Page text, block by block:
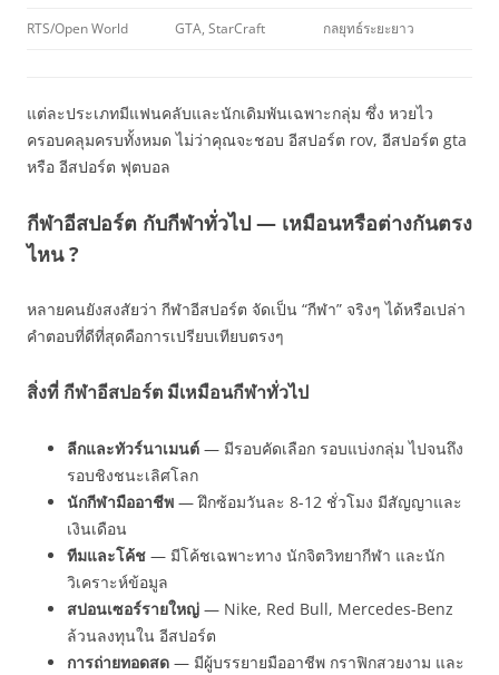
RTS/Open World GTA, StarCraft กลยุทธ์ระยะยาว
แต่ละประเภทมีแฟนคลับและนักเดิมพันเฉพาะกลุ่ม ซึ่ง หวยไว
ครอบคลุมครบทั้งหมด ไม่ว่าคุณจะชอบ อีสปอร์ต rov, อีสปอร์ต gta
หรือ อีสปอร์ต ฟุตบอล
กีฬาอีสปอร์ต กับกีฬาทั่วไป — เหมือนหรือต่างกันตรง
ไหน ?
หลายคนยังสงสัยว่า กีฬาอีสปอร์ต จัดเป็น “กีฬา” จริงๆ ได้หรือเปล่า
คำตอบที่ดีที่สุดคือการเปรียบเทียบตรงๆ
สิ่งที่ กีฬาอีสปอร์ต มีเหมือนกีฬาทั่วไป
ลีกและทัวร์นาเมนต์ — มีรอบคัดเลือก รอบแบ่งกลุ่ม ไปจนถึง
รอบชิงชนะเลิศโลก
นักกีฬามืออาชีพ — ฝึกซ้อมวันละ 8-12 ชั่วโมง มีสัญญาและ
เงินเดือน
ทีมและโค้ช — มีโค้ชเฉพาะทาง นักจิตวิทยากีฬา และนัก
วิเคราะห์ข้อมูล
สปอนเซอร์รายใหญ่ — Nike, Red Bull, Mercedes-Benz
ล้วนลงทุนใน อีสปอร์ต
การถ่ายทอดสด — มีผู้บรรยายมืออาชีพ กราฟิกสวยงาม และ